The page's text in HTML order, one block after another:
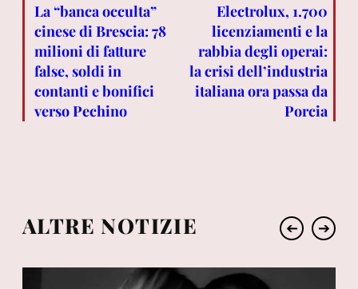
La “banca occulta”
cinese di Brescia: 78
milioni di fatture
false, soldi in
contanti e bonifici
verso Pechino
Electrolux, 1.700
licenziamenti e la
rabbia degli operai:
la crisi dell’industria
italiana ora passa da
Porcia
ALTRE NOTIZIE ➔ ➔